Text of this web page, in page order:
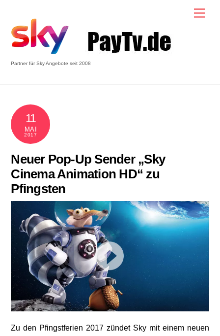
content
Partner für Sky Angebote seit 2008
11
MAI
2017
Neuer Pop-Up Sender „Sky
Cinema Animation HD“ zu
Pfingsten
Zu den Pfingstferien 2017 zündet Sky mit einem neuen